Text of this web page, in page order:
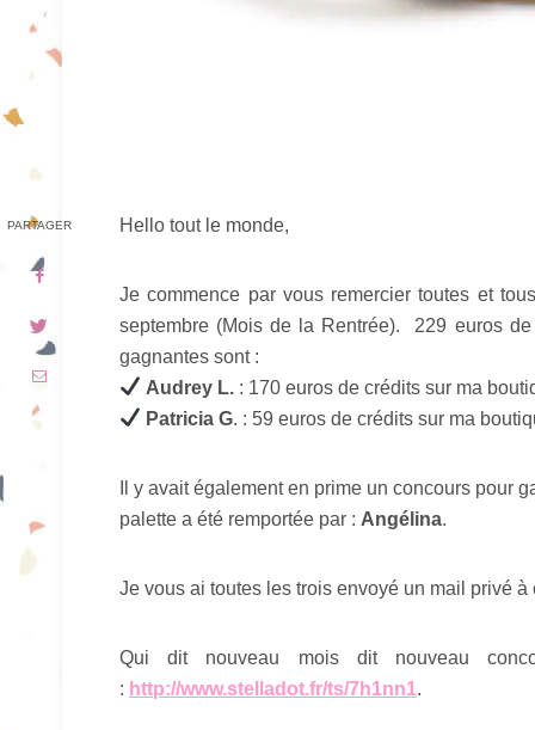
Hello tout le monde,
Je commence par vous remercier toutes et
septembre (Mois de la Rentrée). 229 euros
gagnantes sont :
Audrey L. : 170 euros de crédits sur ma
Patricia G. : 59 euros de crédits sur ma
Il y avait également en prime un concours pour
palette a été remportée par : Angélina.
Je vous ai toutes les trois envoyé un mail privé à
Qui dit nouveau mois dit nouveau
: http://www.stelladot.fr/ts/7h1nn1.
PARTAGER